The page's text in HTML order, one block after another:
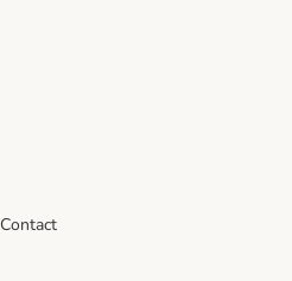
Contact